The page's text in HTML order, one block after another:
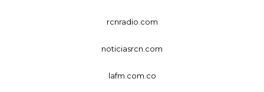
rcnradio.com
noticiasrcn.com
lafm.com.co